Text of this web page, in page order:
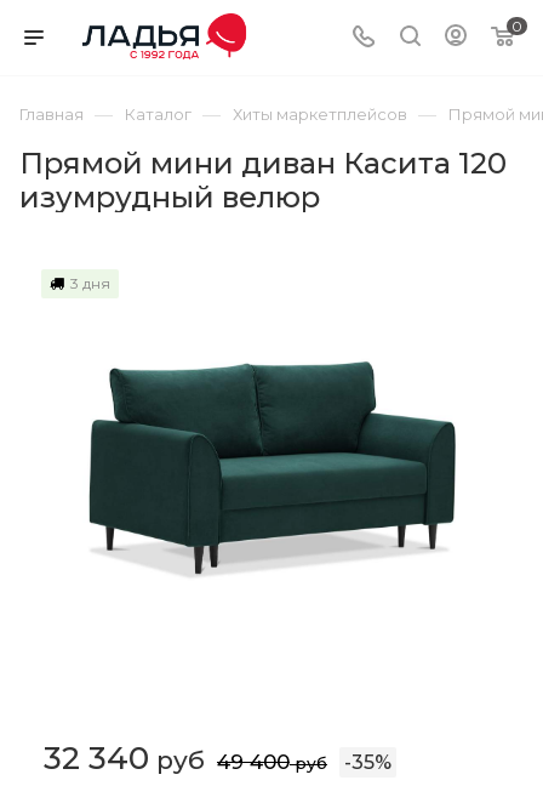
0
Главная — Каталог — Хиты маркетплейсов — Прямой
Прямой мини диван Касита 120
изумрудный велюр
3 дня
32 340 руб 49 400руб -35%